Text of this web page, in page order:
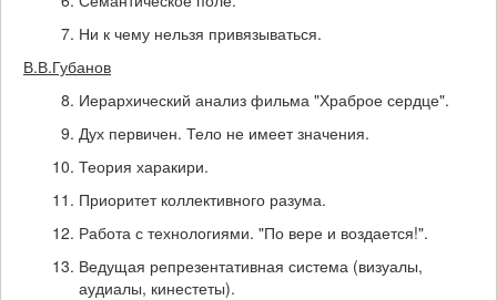
Ни к чему нельзя привязываться.
В.В.Губанов
Иерархический анализ фильма "Храброе сердце".
Дух первичен. Тело не имеет значения.
Теория харакири.
Приоритет коллективного разума.
Работа с технологиями. "По вере и воздается!".
Ведущая репрезентативная система (визуалы,
аудиалы, кинестеты).